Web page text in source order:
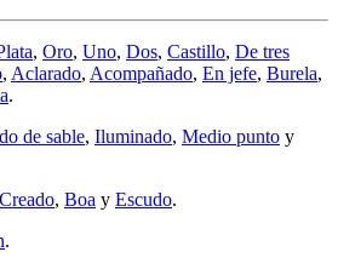
, Oro, Uno, Dos, Castillo, De tres
, Aclarado, Acompañado, En jefe, Burela,
.
de sable, Iluminado, Medio punto y
Creado, Boa y Escudo.
.